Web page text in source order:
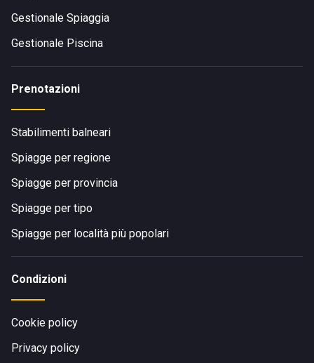
Gestionale Spiaggia
Gestionale Piscina
Prenotazioni
Stabilimenti balneari
Spiagge per regione
Spiagge per provincia
Spiagge per tipo
Spiagge per località più popolari
Condizioni
Cookie policy
Privacy policy